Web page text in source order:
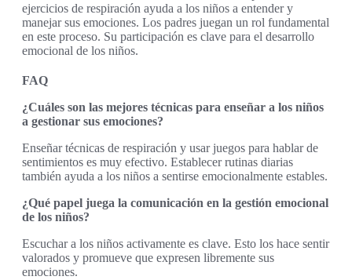
ejercicios de respiración ayuda a los niños a entender y
manejar sus emociones. Los padres juegan un rol fundamental
en este proceso. Su participación es clave para el desarrollo
emocional de los niños.
FAQ
¿Cuáles son las mejores técnicas para enseñar a los niños
a gestionar sus emociones?
Enseñar técnicas de respiración y usar juegos para hablar de
sentimientos es muy efectivo. Establecer rutinas diarias
también ayuda a los niños a sentirse emocionalmente estables.
¿Qué papel juega la comunicación en la gestión emocional
de los niños?
Escuchar a los niños activamente es clave. Esto los hace sentir
valorados y promueve que expresen libremente sus
emociones.